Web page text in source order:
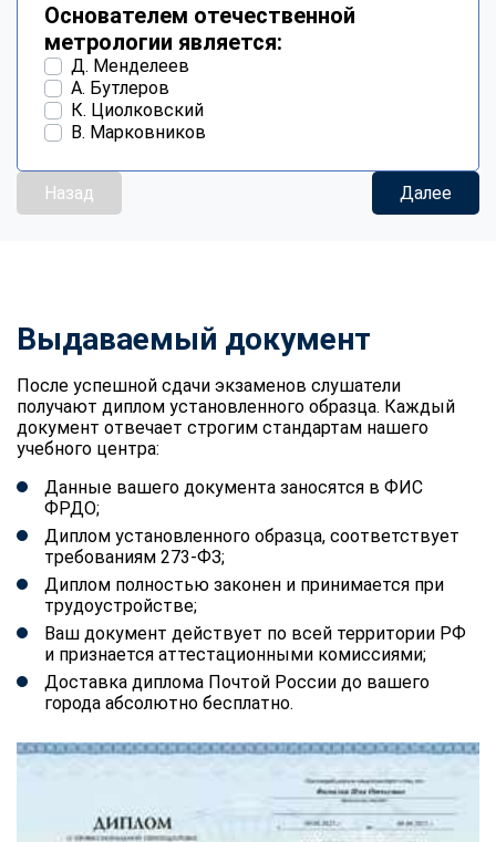
Основателем отечественной
метрологии является:
Д. Менделеев
А. Бутлеров
К. Циолковский
В. Марковников
Назад Далее
Выдаваемый документ
После успешной сдачи экзаменов слушатели
получают диплом установленного образца. Каждый
документ отвечает строгим стандартам нашего
учебного центра:
Данные вашего документа заносятся в ФИС
ФРДО;
Диплом установленного образца, соответствует
требованиям 273-ФЗ;
Диплом полностью законен и принимается при
трудоустройстве;
Ваш документ действует по всей территории РФ
и признается аттестационными комиссиями;
Доставка диплома Почтой России до вашего
города абсолютно бесплатно.